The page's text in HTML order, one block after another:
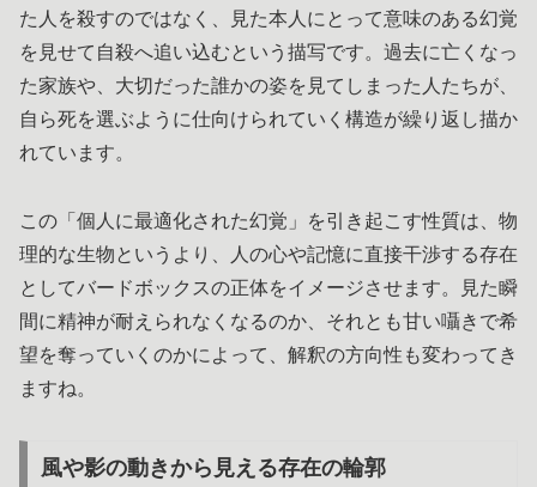
た人を殺すのではなく、見た本人にとって意味のある幻覚
を見せて自殺へ追い込むという描写です。過去に亡くなっ
た家族や、大切だった誰かの姿を見てしまった人たちが、
自ら死を選ぶように仕向けられていく構造が繰り返し描か
れています。
この「個人に最適化された幻覚」を引き起こす性質は、物
理的な生物というより、人の心や記憶に直接干渉する存在
としてバードボックスの正体をイメージさせます。見た瞬
間に精神が耐えられなくなるのか、それとも甘い囁きで希
望を奪っていくのかによって、解釈の方向性も変わってき
ますね。
風や影の動きから見える存在の輪郭